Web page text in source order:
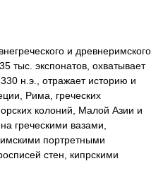
и древнеримского
тыс. экспонатов, охватывает
н.э., отражает историю и
Рима, греческих
колоний, Малой Азии и
греческими вазами,
портретными
стен, кипрскими